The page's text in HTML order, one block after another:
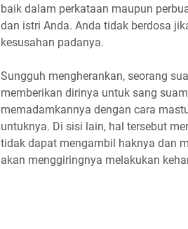
baik dalam perkataan maupun
dan istri Anda. Anda tidak berdosa
kesusahan padanya.
Sungguh mengherankan, seorang
memberikan dirinya untuk sang
memadamkannya dengan cara
untuknya. Di sisi lain, hal tersebut
tidak dapat mengambil haknya dan
akan menggiringnya melakukan